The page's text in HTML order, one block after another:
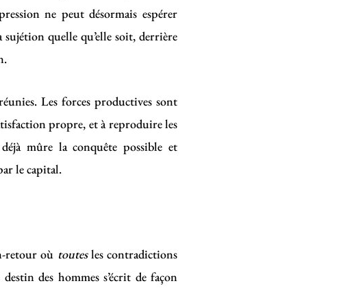
ne peut désormais espérer
quelle qu’elle soit, derrière
Les forces productives sont
propre, et à reproduire les
mûre la conquête possible et
le capital.
retour où toutesles contradictions
des hommes s’écrit de façon